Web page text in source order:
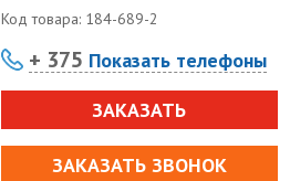
Код товара: 184-689-2
+ 375 Показать телефоны
ЗАКАЗАТЬ
ЗАКАЗАТЬ ЗВОНОК